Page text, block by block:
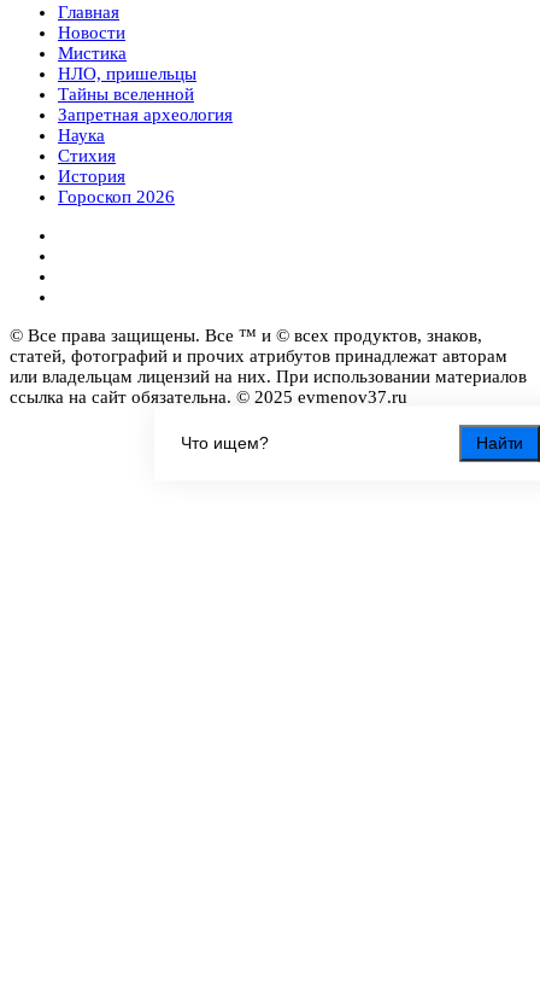
Найти
Главная
Новости
Мистика
НЛО, пришельцы
Тайны вселенной
Запретная археология
Наука
Стихия
История
Гороскоп 2026
© Все права защищены. Все ™ и © всех продуктов, знаков,
статей, фотографий и прочих атрибутов принадлежат авторам
или владельцам лицензий на них. При использовании материалов
ссылка на сайт обязательна. © 2025 evmenov37.ru